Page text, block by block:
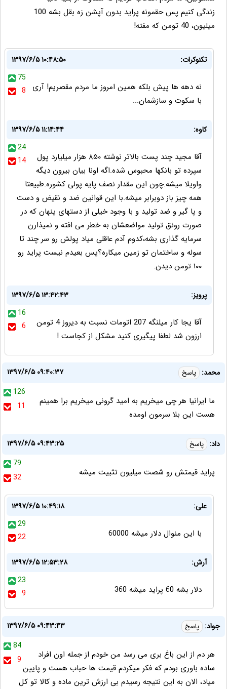
زندگی کنیم پس حقمونه پراید بدون آپشن زه بقل بشه 100
میلیون، 40 تومن که مفته!
تکنوکرات:
۱۳۹۷/۶/۵ ۱۰:۴۸:۵۰
75
8
نه دهه ها پیش بلکه همین امروز ما مردم مقصریم! آری
با سکوت و سازشمان...
کاوه:
۱۳۹۷/۶/۵ ۱۱:۱۴:۴۴
24
14
آقا مجید چند پست بالاتر نوشته ۸۵۰ هزار میلیارد پول
سپرده تو بانکها محبوس شده.اگه اونا بیان بیرون دیگه
واویلا میشه.چون این مقدار نصف پایه پولی کشوره.طبیعتا
همه چیز باز دوبرابر میشه.با این قوانین ضد و نقیض و دست
و پا گیر و ضد تولید و با وجود خیلی از دستهای پنهان که در
صورت رونق تولید مواضعشان به خطر می افته و نمیذارن
سرمایه گذاری بشه،کدوم آدم عاقلی میاد پولش رو سر چند تا
سوله و ساختمان تو زمین میکاره؟پس بعیدم نیست پراید رو
۱۰۰ تومن دیدن.
پرویز:
۱۳۹۷/۶/۵ ۱۳:۴۲:۴۳
16
6
آقا یجا کار میلنگه 207 اتومات نسبت به دیروز 4 تومن
ارزون شد لطفا پیگیری کنید مشکل از کجاست !
محمد: پاسخ
۱۳۹۷/۶/۵ ۰۹:۴۰:۳۷
126
11
ما ایرانیا هر چی میخریم به امید گرونی میخریم برا همینم
هست این بلا سرمون اومده
داد: پاسخ
۱۳۹۷/۶/۵ ۰۹:۴۳:۲۵
79
32
پرايد قيمتش رو شصت ميليون تثبيت ميشه
علی:
۱۳۹۷/۶/۵ ۱۰:۴۹:۱۸
29
22
با این منوال دلار میشه 60000
آرش:
۱۳۹۷/۶/۵ ۱۲:۵۳:۲۸
23
9
دلار بشه 60 پراید میشه 360
جواد: پاسخ
۱۳۹۷/۶/۵ ۰۹:۴۳:۴۳
84
9
هر دم از این باغ بری می رسد من خودم از جمله اون افراد
ساده باوری بودم که فکر میکردم قیمت ها حباب هست و پایین
میاد، الان به این نتیجه رسیدم بی ارزش ترین ماده و کالا تو کل